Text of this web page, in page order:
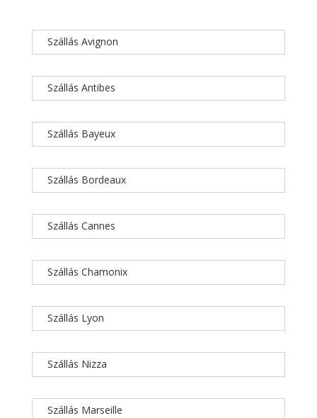
Szállás Avignon
Szállás Antibes
Szállás Bayeux
Szállás Bordeaux
Szállás Cannes
Szállás Chamonix
Szállás Lyon
Szállás Nizza
Szállás Marseille